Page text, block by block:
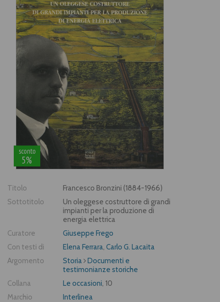
sconto
5%
Titolo
Francesco Bronzini (1884-1966)
Sottotitolo
Un oleggese costruttore di grandi
impianti per la produzione di
energia elettrica
Curatore
Giuseppe Frego
Con testi di
Elena Ferrara Carlo G. Lacaita
Argomento
Storia
Documenti e
testimonianze storiche
Collana
Le occasioni , 10
Marchio
Interlinea